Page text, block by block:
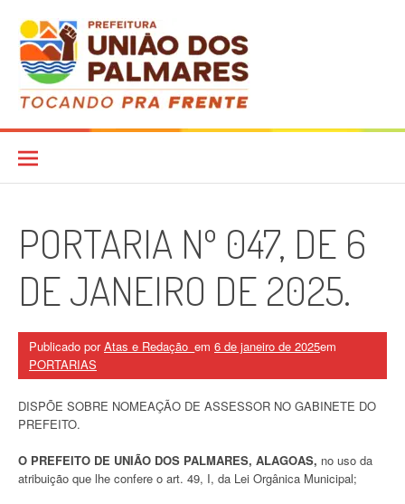
para
conteúdo
Diário Oficial
PORTARIA Nº 047, DE 6
DE JANEIRO DE 2025.
Publicado porAtas e Redação_ em 6 de janeiro de 2025em
PORTARIAS
DISPÕE SOBRE NOMEAÇÃO DE ASSESSOR NO GABINETE DO
PREFEITO.
O PREFEITO DE UNIÃO DOS PALMARES, ALAGOAS, no uso da
atribuição que lhe confere o art. 49, I, da Lei Orgânica Municipal;